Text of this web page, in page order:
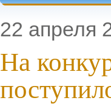
22 апреля
На